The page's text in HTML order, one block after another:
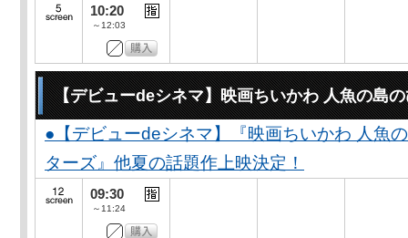
10:20
～12:03
【デビューdeシネマ】映画ちいかわ 人魚の島
●【デビューdeシネマ】『映画ちいかわ 人魚
ターズ』他夏の話題作上映決定！
09:30
～11:24